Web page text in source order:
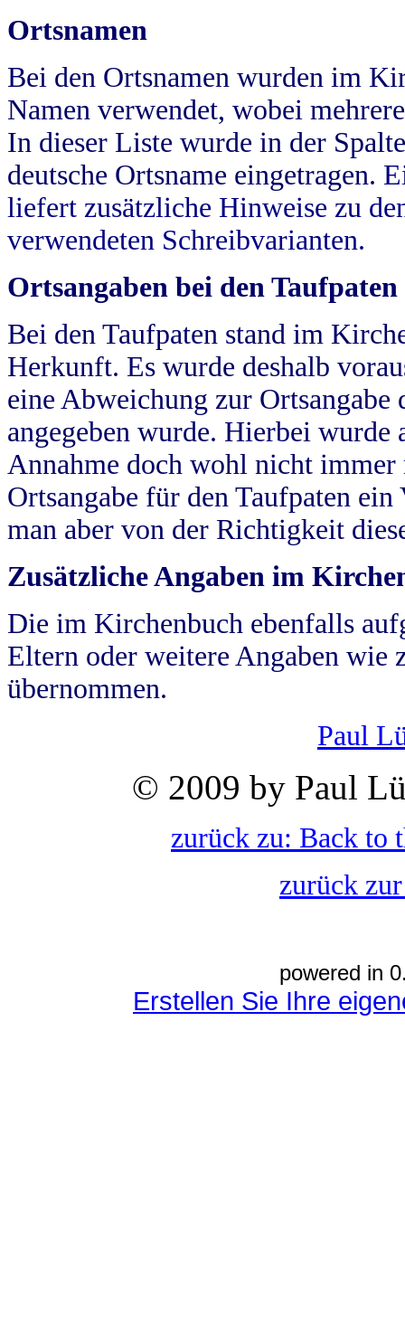
Ortsnamen
Bei den Ortsnamen wurden im
Namen verwendet, wobei
In dieser Liste wurde in der
deutsche Ortsname eingetragen.
liefert zusätzliche Hinweise zu
verwendeten Schreibvarianten.
Ortsangaben bei den Taufpaten
Bei den Taufpaten stand im
Herkunft. Es wurde deshalb
eine Abweichung zur
angegeben wurde. Hierbei wurde
Annahme doch wohl nicht
Ortsangabe für den Taufpaten
man aber von der Richtigkeit
Zusätzliche Angaben im
Die im Kirchenbuch ebenfalls
Eltern oder weitere Angaben wie
übernommen.
Paul
© 2009 by Paul
zurück zu: Back to
zurück
powered in
Erstellen Sie Ihre